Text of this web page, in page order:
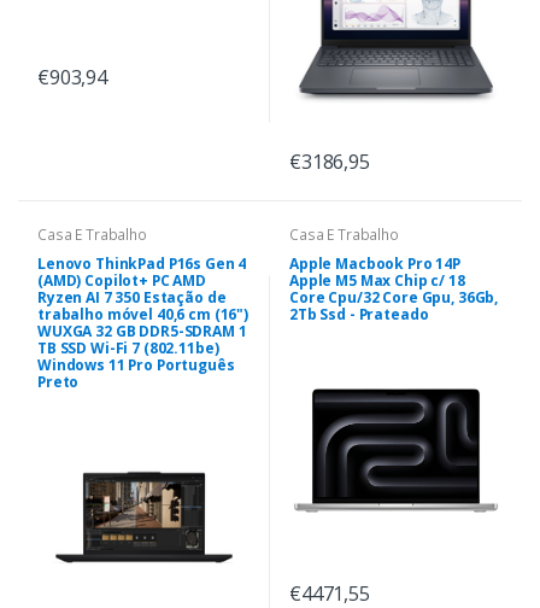
€903,94
€3186,95
Casa E Trabalho
Lenovo ThinkPad P16s Gen 4
(AMD) Copilot+ PC AMD
Ryzen AI 7 350 Estação de
trabalho móvel 40,6 cm (16")
WUXGA 32 GB DDR5-SDRAM 1
TB SSD Wi-Fi 7 (802.11be)
Windows 11 Pro Português
Preto
Casa E Trabalho
Apple Macbook Pro 14P
Apple M5 Max Chip c/ 18
Core Cpu/32 Core Gpu, 36Gb,
2Tb Ssd - Prateado
€4471,55